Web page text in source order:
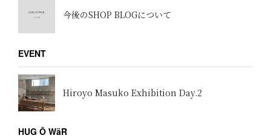
今後のSHOP BLOGについて
EVENT
Hiroyo Masuko Exhibition Day.2
HUG Ō WäR